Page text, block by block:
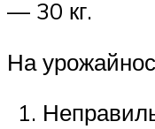
— 30 кг.
На